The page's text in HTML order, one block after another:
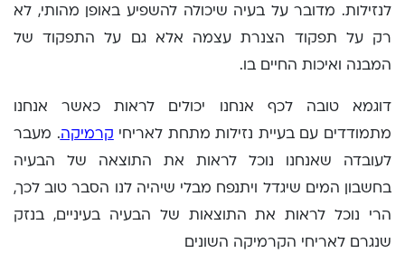
לנזילות. מדובר על בעיה שיכולה להשפיע באופן מהותי, לא
רק על תפקוד הצנרת עצמה אלא גם על התפקוד של
המבנה ואיכות החיים בו.
דוגמא טובה לכף אנחנו יכולים לראות כאשר אנחנו
מתמודדים עם בעיית נזילות מתחת לאריחי קרמיקה. מעבר
לעובדה שאנחנו נוכל לראות את התוצאה של הבעיה
בחשבון המים שיגדל ויתנפח מבלי שיהיה לנו הסבר טוב לכך,
הרי נוכל לראות את התוצאות של הבעיה בעיניים, בנזק
שנגרם לאריחי הקרמיקה השונים